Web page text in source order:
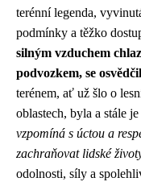
terénní legenda,
podmínky a těžko
silným vzduchem
podvozkem, se
terénem, ať už šlo o
oblastech, byla a stále
vzpomíná s úctou a
zachraňovat lidské
odolnosti, síly a